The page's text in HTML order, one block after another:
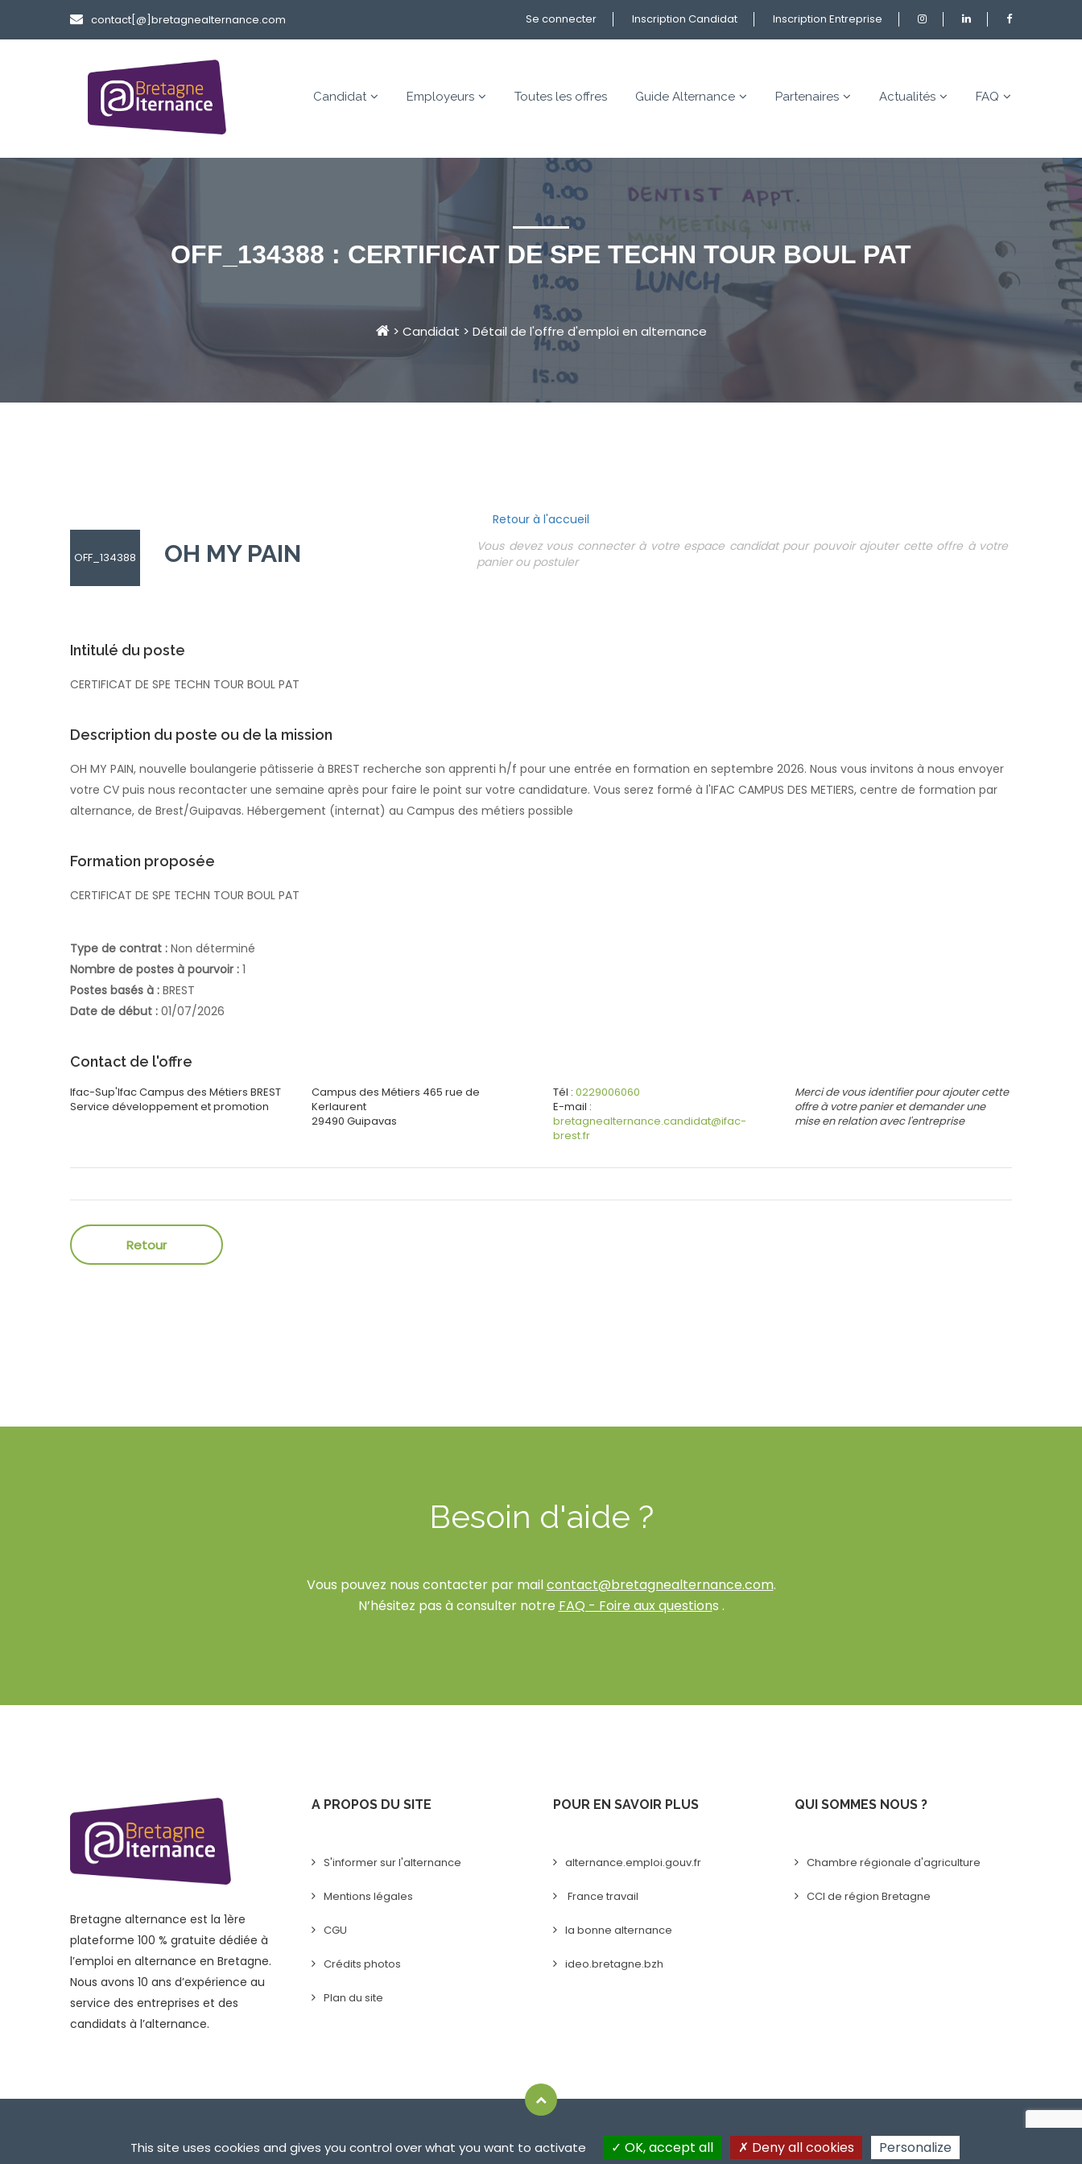
contact[@]bretagnealternance.com Se connecter Inscription Candidat Inscription Entreprise
Candidat Employeurs Toutes les offres Guide Alternance Partenaires Actualités FAQ
OFF_134388 : CERTIFICAT DE SPE TECHN TOUR BOUL PAT
> Candidat > Détail de l'offre d'emploi en alternance
Retour à l'accueil
OFF_134388 OH MY PAIN
Vous devez vous connecter à votre espace candidat pour pouvoir ajouter cette offre à votre
panier ou postuler
Intitulé du poste
CERTIFICAT DE SPE TECHN TOUR BOUL PAT
Description du poste ou de la mission
OH MY PAIN, nouvelle boulangerie pâtisserie à BREST recherche son apprenti h/f pour une entrée en formation en septembre 2026. Nous vous invitons à nous envoyer
votre CV puis nous recontacter une semaine après pour faire le point sur votre candidature. Vous serez formé à l'IFAC CAMPUS DES METIERS, centre de formation par
alternance, de Brest/Guipavas. Hébergement (internat) au Campus des métiers possible
Formation proposée
CERTIFICAT DE SPE TECHN TOUR BOUL PAT
Type de contrat : Non déterminé
Nombre de postes à pourvoir : 1
Postes basés à : BREST
Date de début : 01/07/2026
Contact de l'offre
Ifac-Sup'Ifac Campus des Métiers BREST
Service développementet promotion
Campus des Métiers 465 rue de
Kerlaurent
29490 Guipavas
Tél : 0229006060
E-mail :
bretagnealternance.candidat@ifac-
brest.fr
Merci de vous identifier pour ajouter cette
offre à votre panier et demander une
mise en relation avec l'entreprise
Besoin d'aide ?
Vous pouvez nous contacter par mailcontact@bretagnealternance.com.
N’hésitez pas à consulter notre FAQ - Foire aux questions .
Bretagne alternance est la 1ère
plateforme 100 % gratuite dédiée à
l’emploi en alternance en Bretagne.
Nous avons 10 ans d’expérience au
service des entreprises et des
candidats à l’alternance.
A PROPOS DU SITE
S'informer sur l'alternance
Mentions légales
CGU
Crédits photos
Plan du site
POUR EN SAVOIR PLUS
alternance.emploi.gouv.fr
France travail
la bonne alternance
ideo.bretagne.bzh
QUI SOMMES NOUS ?
Chambre régionale d'agriculture
CCI de région Bretagne
This site uses cookies and gives you control over what you want to activate OK, accept all Deny all cookies Personalize